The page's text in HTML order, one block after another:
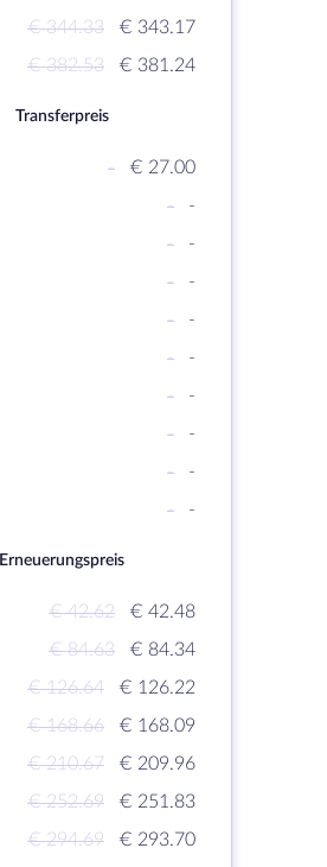
€ 344.33
€ 343.17
€ 382.53 € 381.24
Transferpreis
-
€ 27.00
-
-
-
-
-
-
-
-
-
-
-
-
-
-
-
-
- -
Erneuerungspreis
€ 42.62
€ 42.48
€ 84.63
€ 84.34
€ 126.64
€ 126.22
€ 168.66
€ 168.09
€ 210.67
€ 209.96
€ 252.69
€ 251.83
€ 294.69
€ 293.70